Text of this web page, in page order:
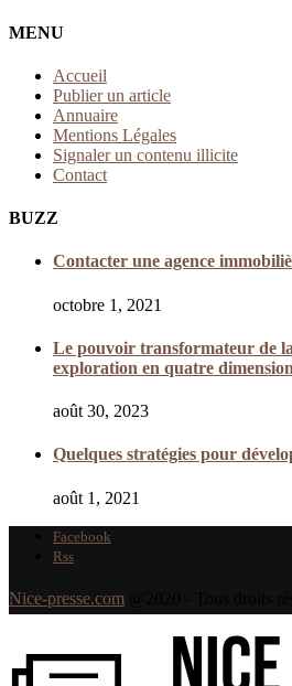
MENU
Accueil
Publier un article
Annuaire
Mentions Légales
Signaler un contenu illicite
Contact
BUZZ
Contacter une agence
octobre 1, 2021
Le pouvoir transformateur de
exploration en quatre
août 30, 2023
Quelques stratégies pour
août 1, 2021
Facebook
Rss
Nice-presse.com